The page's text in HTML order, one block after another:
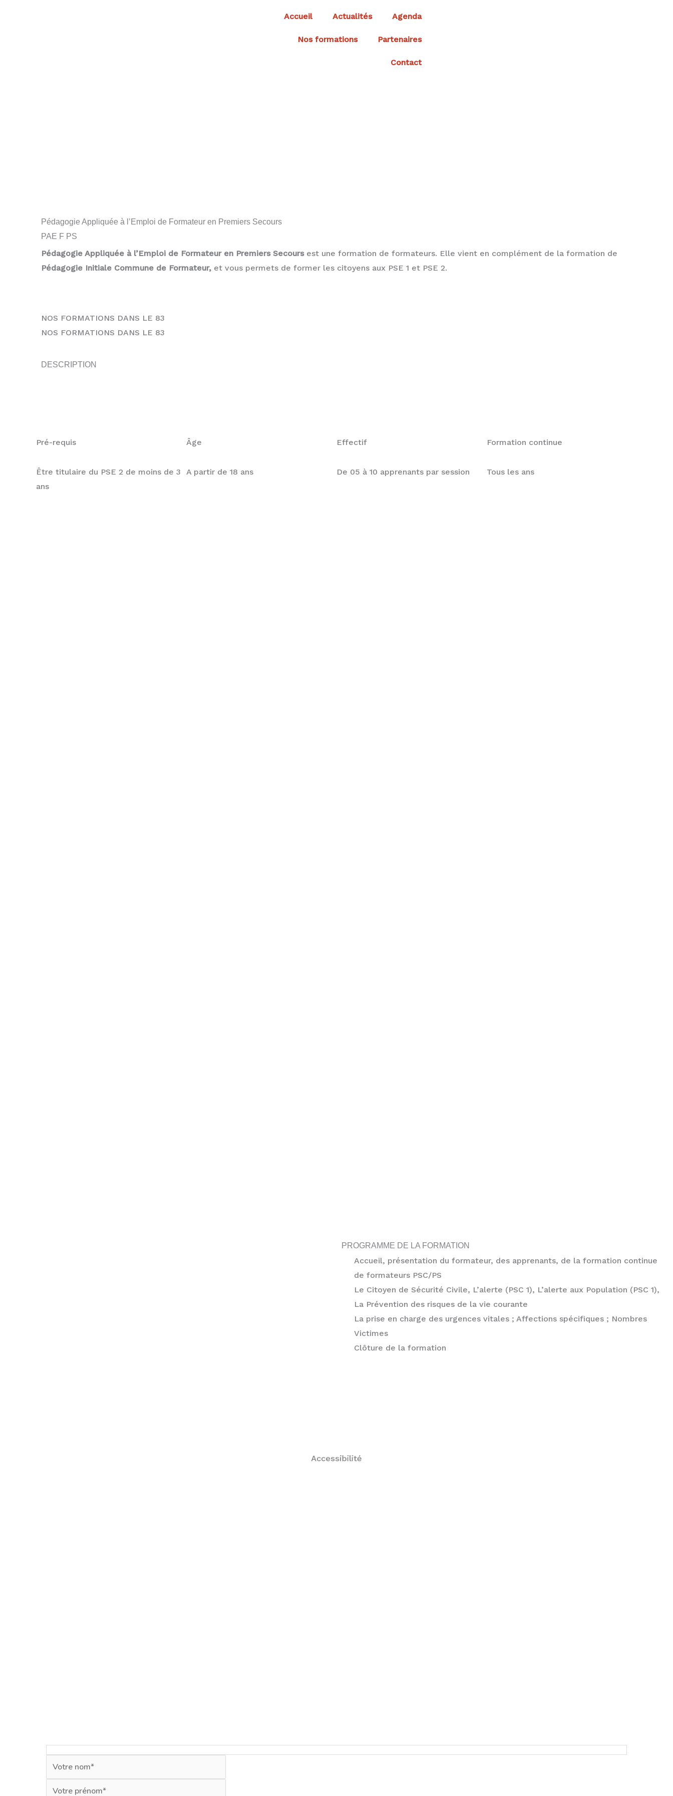
Accueil Actualités Agenda
Nos formations Partenaires
Contact
Pédagogie Appliquée à l’Emploi de Formateur en Premiers Secours
PAE F PS
Pédagogie Appliquée à l’Emploi de Formateur en Premiers Secoursest une formation de formateurs. Elle vient en complément de la formation de
Pédagogie Initiale Commune de Formateur, et vous permets de former les citoyens aux PSE 1 et PSE 2.
NOS FORMATIONS DANS LE 83
NOS FORMATIONS DANS LE 83
DESCRIPTION
Pré-requis
Être titulaire du PSE 2 de moins de 3
ans
Âge
A partir de 18 ans
Effectif
De 05 à 10 apprenants par session
Formation continue
Tous les ans
PROGRAMME DE LA FORMATION
Accueil, présentation du formateur, des apprenants, de la formation continue
de formateurs PSC/PS
Le Citoyen de Sécurité Civile, L’alerte (PSC 1), L’alerte aux Population (PSC 1),
La Prévention des risques de la vie courante
La prise en charge des urgences vitales ; Affections spécifiques ; Nombres
Victimes
Clôture de la formation
Accessibilité